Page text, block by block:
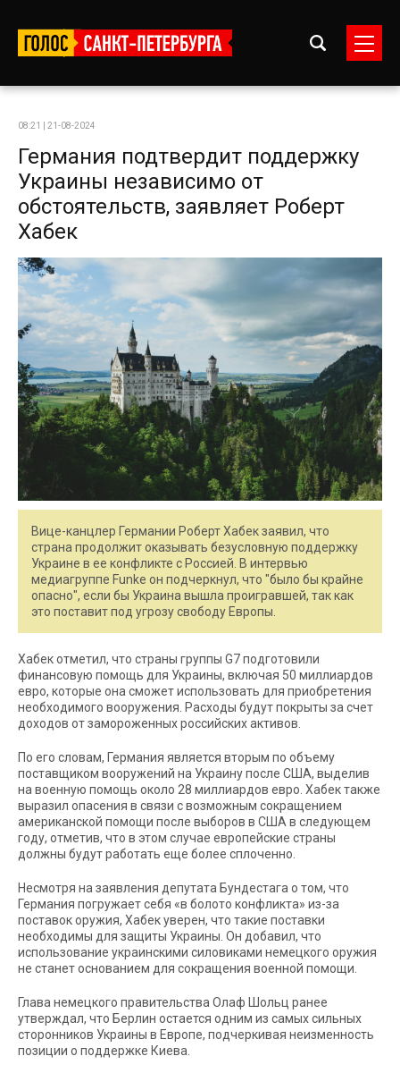
08:21 | 21-08-2024
Германия подтвердит поддержку
Украины независимо от
обстоятельств, заявляет Роберт
Хабек
Вице-канцлер Германии Роберт Хабек заявил, что
страна продолжит оказывать безусловную поддержку
Украине в ее конфликте с Россией. В интервью
медиагруппе Funke он подчеркнул, что "было бы крайне
опасно", если бы Украина вышла проигравшей, так как
это поставит под угрозу свободу Европы.
Хабек отметил, что страны группы G7 подготовили
финансовую помощь для Украины, включая 50 миллиардов
евро, которые она сможет использовать для приобретения
необходимого вооружения. Расходы будут покрыты за счет
доходов от замороженных российских активов.
По его словам, Германия является вторым по объему
поставщиком вооружений на Украину после США, выделив
на военную помощь около 28 миллиардов евро. Хабек также
выразил опасения в связи с возможным сокращением
американской помощи после выборов в США в следующем
году, отметив, что в этом случае европейские страны
должны будут работать еще более сплоченно.
Несмотря на заявления депутата Бундестага о том, что
Германия погружает себя «в болото конфликта» из-за
поставок оружия, Хабек уверен, что такие поставки
необходимы для защиты Украины. Он добавил, что
использование украинскими силовиками немецкого оружия
не станет основанием для сокращения военной помощи.
Глава немецкого правительства Олаф Шольц ранее
утверждал, что Берлин остается одним из самых сильных
сторонников Украины в Европе, подчеркивая неизменность
позиции о поддержке Киева.